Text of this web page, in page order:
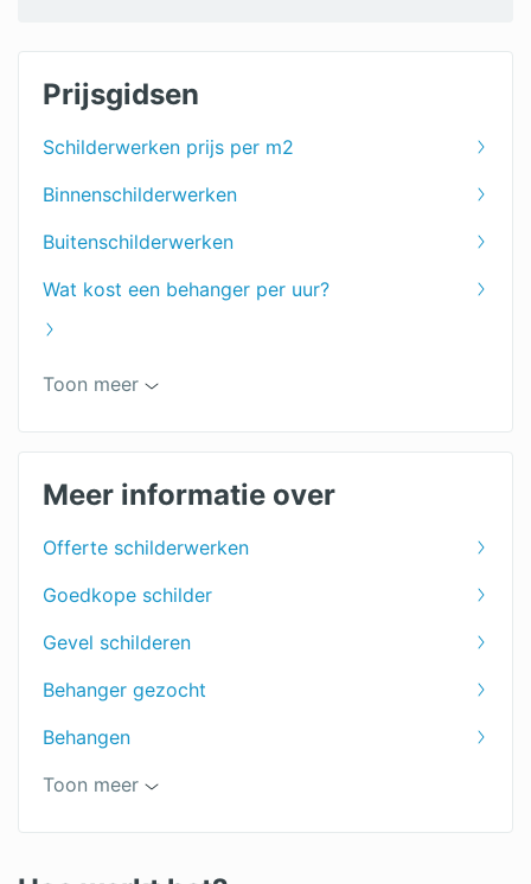
Prijsgidsen
Schilderwerken prijs per m2
Binnenschilderwerken
Buitenschilderwerken
Wat kost een behanger per uur?
Plafond schilderen
Deuren schilderen
Ramen schilderen
Dakkapel schilderen
Trap schilderen
Winterschilder
Toon meer
Meer informatie over
Offerte schilderwerken
Goedkope schilder
Gevel schilderen
Behanger gezocht
Behangen
Badkamer schilderen
Buitenmuur schilderen
Toon meer